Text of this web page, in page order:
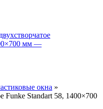
окна »
Funke Standart 58, 1400×700